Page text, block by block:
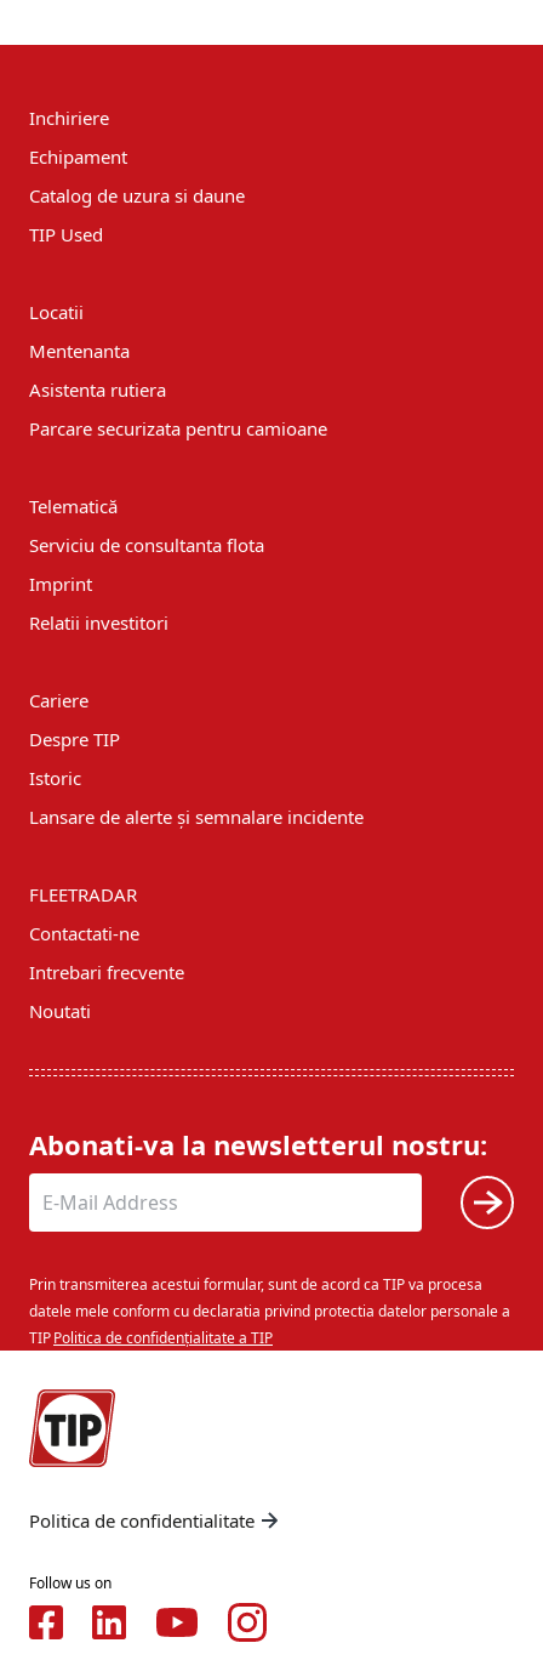
Inchiriere
Echipament
Catalog de uzura si daune
TIP Used
Locatii
Mentenanta
Asistenta rutiera
Parcare securizata pentru camioane
Telematică
Serviciu de consultanta flota
Imprint
Relatii investitori
Cariere
Despre TIP
Istoric
Lansare de alerte și semnalare incidente
FLEETRADAR
Contactati-ne
Intrebari frecvente
Noutati
Abonati-va la newsletterul nostru:
Prin transmiterea acestui formular, sunt de acord ca TIP va procesa
datele mele conform cu declaratia privind protectia datelor personale a
TIPPolitica de confidențialitate a TIP
Politica de confidentialitate
Follow us on